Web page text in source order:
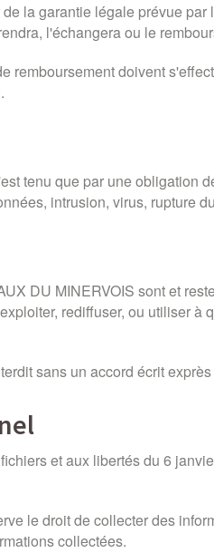
la garantie légale prévue
l'échangera ou le
remboursement doivent
tenu que par une
intrusion, virus, rupture
DU MINERVOIS sont et
rediffuser, ou utiliser
sans un accord écrit
et aux libertés du 6
le droit de collecter des
collectées.